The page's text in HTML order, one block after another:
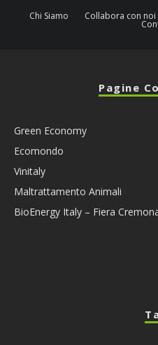
Chi Siamo
Collabora con noi
Pagine
Green Economy
Ecomondo
Vinitaly
Maltrattamento Animali
BioEnergy Italy – Fiera